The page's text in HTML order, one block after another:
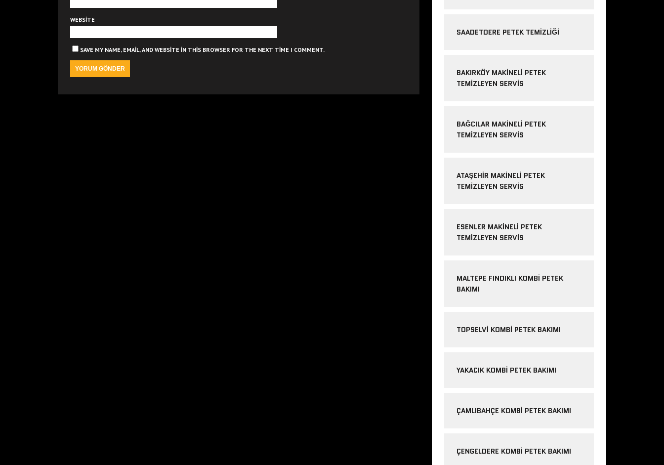
WEBSITE
SAVE MY NAME, EMAIL, AND WEBSITE IN THIS BROWSER FOR THE NEXT TIME I COMMENT.
SAADETDERE PETEK TEMIZLIĞI
BAKIRKÖY MAKINELI PETEK
TEMIZLEYEN SERVIS
BAĞCILAR MAKINELI PETEK
TEMIZLEYEN SERVIS
ATAŞEHIR MAKINELI PETEK
TEMIZLEYEN SERVIS
ESENLER MAKINELI PETEK
TEMIZLEYEN SERVIS
MALTEPE FINDIKLI KOMBI PETEK
BAKIMI
TOPSELVI KOMBI PETEK BAKIMI
YAKACIK KOMBI PETEK BAKIMI
ÇAMLIBAHÇE KOMBI PETEK BAKIMI
ÇENGELDERE KOMBI PETEK BAKIMI